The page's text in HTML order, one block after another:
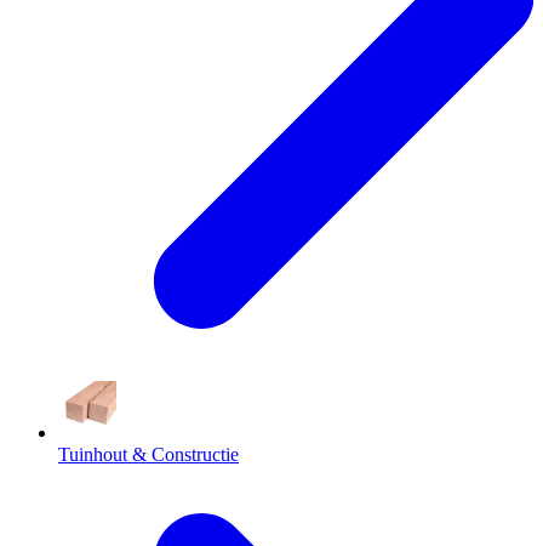
Tuinhout & Constructie